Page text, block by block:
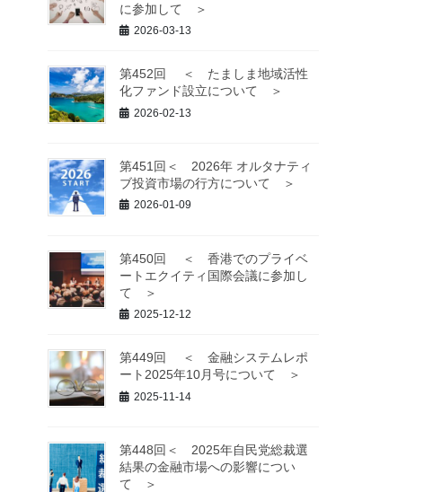
に参加して ＞
2026-03-13
第452回 ＜ たましま地域活性
化ファンド設立について ＞
2026-02-13
第451回＜ 2026年 オルタナティ
ブ投資市場の行方について ＞
2026-01-09
第450回 ＜ 香港でのプライベ
ートエクイティ国際会議に参加し
て ＞
2025-12-12
第449回 ＜ 金融システムレポ
ート2025年10月号について ＞
2025-11-14
第448回＜ 2025年自民党総裁選
結果の金融市場への影響につい
て ＞